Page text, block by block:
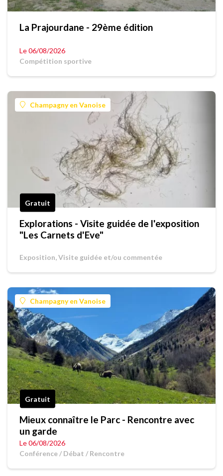
La Prajourdane - 29ème édition
Le 06/08/2026
Compétition sportive
Champagny en Vanoise
Gratuit
Explorations - Visite guidée de l'exposition
"Les Carnets d'Eve"
Exposition, Visite guidée et/ou commentée
Champagny en Vanoise
Gratuit
Mieux connaître le Parc - Rencontre avec
un garde
Le 06/08/2026
Conférence / Débat / Rencontre